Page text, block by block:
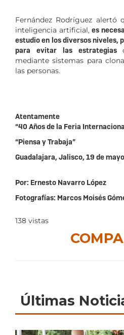
Fernández Rodríguez alertó
inteligencia artificial, es
estudio en los diversos niveles,
para evitar las estrategias
mediante sistemas para
las personas.
Atentamente
“40 Años de la Feria
“Piensa y Trabaja”
Guadalajara, Jalisco, 19 de
Por: Ernesto Navarro López
Fotografías: Marcos Moisés
138 vistas
Últimas